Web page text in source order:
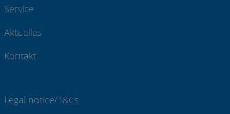
Service
Aktuelles
Kontakt
Legal notice/T&Cs